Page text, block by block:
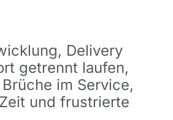
Delivery
getrennt laufen,
im Service,
und frustrierte